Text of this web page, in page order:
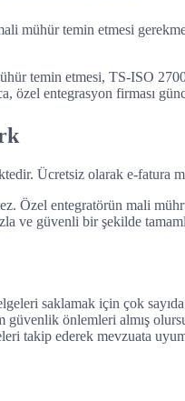
mühür temin etmesi
temin etmesi, TS-ISO
özel entegrasyon firması
Ücretsiz olarak e-fatura
Özel entegratörün mali
ve güvenli bir şekilde
geleri saklamak için çok sayıda
güvenlik önlemleri almış olurs
takip ederek mevzuata